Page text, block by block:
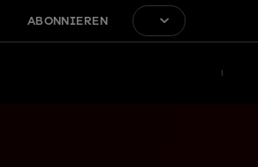
ABONNIEREN